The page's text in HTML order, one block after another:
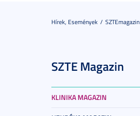
Hírek, Események SZTEmagazin
SZTE Magazin
KLINIKA MAGAZIN